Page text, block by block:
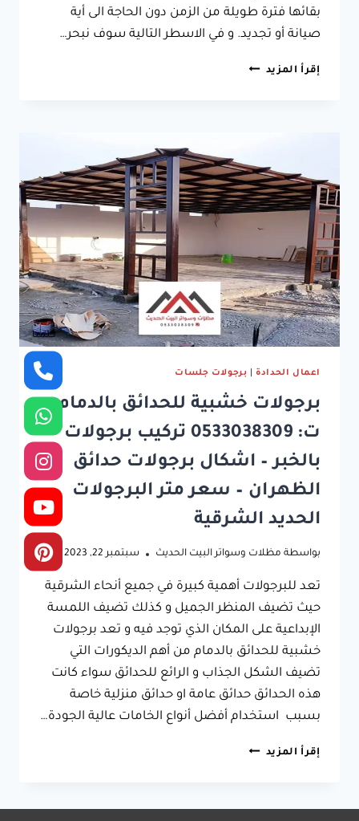
بقائها فترة طويلة من الزمن دون الحاجة الى أية
صيانة أو تجديد. و في الاسطر التالية سوف نبحر…
إقرأ المزيد تركيب
جلسات
خارجية
جاهزة
اعمال الحدادة برجولات جلسات
برجولات خشبية للحدائق بالدمام
ت: 0533038309 تركيب برجولات
بالخبر – اشكال برجولات حدائق
الظهران – سعر متر البرجولات
الحديد الشرقية
بواسطة مظلات وسواتر البيت الحديث سبتمبر 22, 2023
تعد للبرجولات أهمية كبيرة في جميع أنحاء الشرقية
حيث تضيف المنظر الجميل و كذلك تضيف اللمسة
الإبداعية على المكان الذي توجد فيه و تعد برجولات
خشبية للحدائق بالدمام من أهم الديكورات التي
تضيف الشكل الجذاب و الرائع للحدائق سواء كانت
هذه الحدائق حدائق عامة او حدائق منزلية خاصة
بسبب استخدام أفضل أنواع الخامات عالية الجودة…
إقرأ المزيد برجولات
كلمنا